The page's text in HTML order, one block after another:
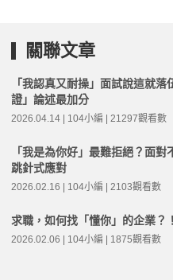
關聯文章
「我認真又耐操」面試說這就
證」論述最加分
2026.04.14 | 104小編 | 21297觀看數
「我是為你好」最難拒絕？面
跳針式應對
2026.02.16 | 104小編 | 2103觀看數
求職，如何找「懂你」的企業？！
2026.02.06 | 104小編 | 1875觀看數